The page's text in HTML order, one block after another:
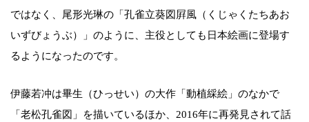
ではなく、尾形光琳の「孔雀立葵図屛風（くじゃくたちあお
いずびょうぶ）」のように、主役としても日本絵画に登場す
るようになったのです。
伊藤若冲は畢生（ひっせい）の大作「動植綵絵」のなかで
「老松孔雀図」を描いているほか、2016年に再発見されて話